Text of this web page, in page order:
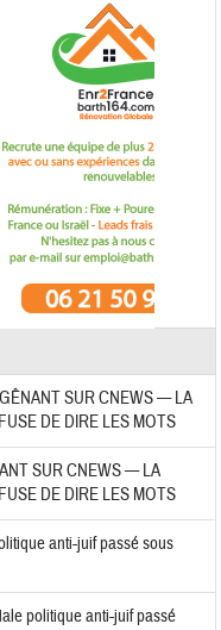
SUR CNEWS — LA
DE DIRE LES MOTS
SUR CNEWS — LA
DE DIRE LES MOTS
anti-juif passé sous
politique anti-juif passé